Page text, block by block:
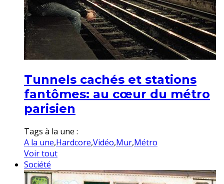
Tunnels cachés et stations
fantômes: au cœur du métro
parisien
Tags à la une :
A la une,Hardcore,Vidéo,Mur,Métro
Voir tout
Société